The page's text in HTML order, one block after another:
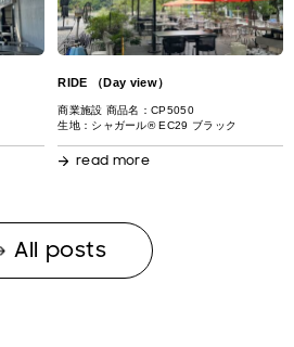
RIDE （Day view）
商業施設 商品名：CP5050
生地：シャガール® EC29 ブラック
read more
All posts